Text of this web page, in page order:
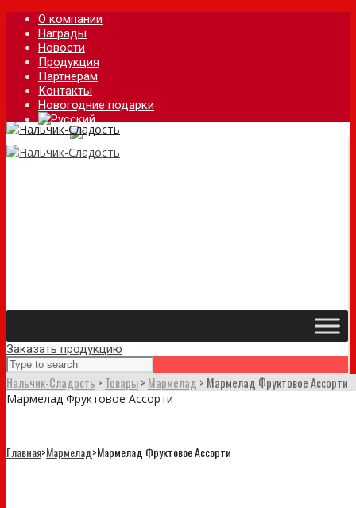
О компании
Награды
Новости
Продукция
Партнерам
Контакты
Новогодние подарки
Заказать продукцию
Нальчик-Сладость > Товары> Мармелад > Мармелад Фруктовое Ассорти
Мармелад Фруктовое Ассорти
Главная>Мармелад>Мармелад Фруктовое Ассорти